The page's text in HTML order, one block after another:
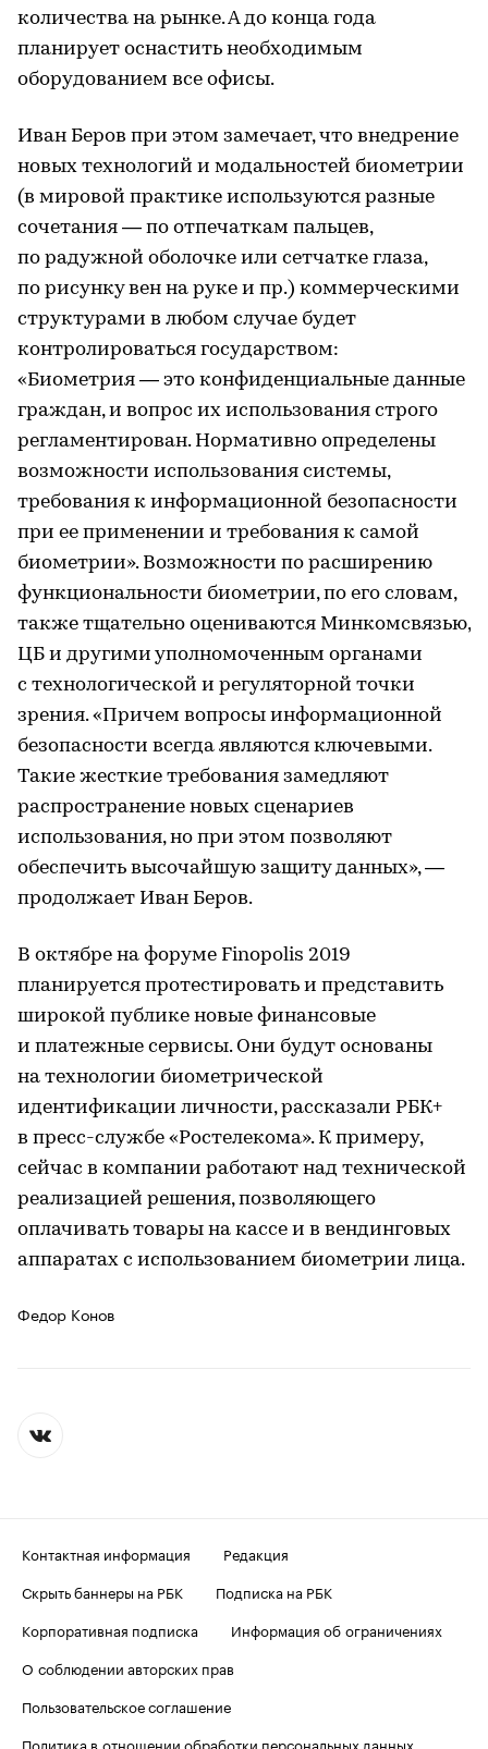
количества на рынке. А до конца года
планирует оснастить необходимым
оборудованием все офисы.
Иван Беров при этом замечает, что внедрение
новых технологий и модальностей биометрии
(в мировой практике используются разные
сочетания — по отпечаткам пальцев,
по радужной оболочке или сетчатке глаза,
по рисунку вен на руке и пр.) коммерческими
структурами в любом случае будет
контролироваться государством:
«Биометрия — это конфиденциальные данные
граждан, и вопрос их использования строго
регламентирован. Нормативно определены
возможности использования системы,
требования к информационной безопасности
при ее применении и требования к самой
биометрии». Возможности по расширению
функциональности биометрии, по его словам,
также тщательно оцениваются Минкомсвязью,
ЦБ и другими уполномоченным органами
с технологической и регуляторной точки
зрения. «Причем вопросы информационной
безопасности всегда являются ключевыми.
Такие жесткие требования замедляют
распространение новых сценариев
использования, но при этом позволяют
обеспечить высочайшую защиту данных», —
продолжает Иван Беров.
В октябре на форуме Finopolis 2019
планируется протестировать и представить
широкой публике новые финансовые
и платежные сервисы. Они будут основаны
на технологии биометрической
идентификации личности, рассказали РБК+
в пресс-службе «Ростелекома». К примеру,
сейчас в компании работают над технической
реализацией решения, позволяющего
оплачивать товары на кассе и в вендинговых
аппаратах с использованием биометрии лица.
Федор Конов
Контактная информация
Редакция
Скрыть баннеры на РБК
Подписка на РБК
Корпоративная подписка
Информация об ограничениях
О соблюдении авторских прав
Пользовательское соглашение
Политика в отношении обработки персональных данных